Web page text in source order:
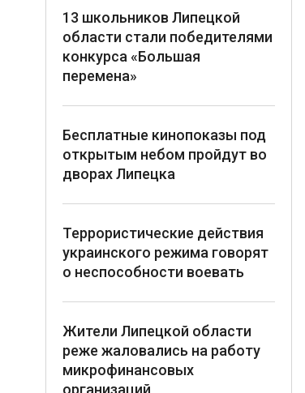
13 школьников Липецкой
области стали победителями
конкурса «Большая
перемена»
Бесплатные кинопоказы под
открытым небом пройдут во
дворах Липецка
Террористические действия
украинского режима говорят
о неспособности воевать
Жители Липецкой области
реже жаловались на работу
микрофинансовых
организаций